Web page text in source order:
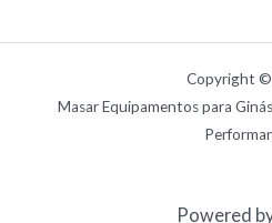
Copyright
Masar Equipamentos para
Powered